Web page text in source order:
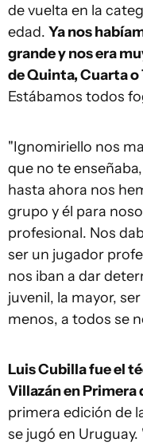
de vuelta en la
edad. Ya nos
grande y nos era
de Quinta, Cuarta
Estábamos todos
"Ignomiriello nos
que no te
hasta ahora nos
grupo y él para
profesional. Nos
ser un jugador
nos iban a dar
juvenil, la mayor,
menos, a todos se
Luis Cubilla fue el
Villazán en Primera
primera edición de
se jugó en